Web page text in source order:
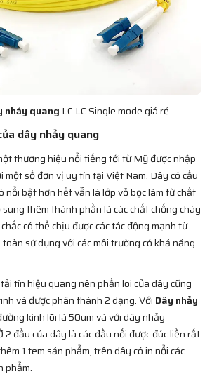
nhảy quang LC LC Single mode giá rẻ
dây nhảy quang
thương hiệu nổi tiếng tới từ Mỹ được nhập
một số đơn vị uy tín tại Việt Nam. Dây có cấu
nổi bật hơn hết vẫn là lớp vỏ bọc làm từ chất
thêm thành phần là các chất chống cháy
có thể chịu được các tác động mạnh từ
sử dụng với các môi trường có khả năng
tín hiệu quang nên phần lõi của dây cũng
và được phân thành 2 dạng. Với Dây nhảy
kính lõi là 50um và với dây nhảy
2 đầu của dây là các đầu nối được đúc liền rất
1 tem sản phẩm, trên dây có in nổi các
phẩm.